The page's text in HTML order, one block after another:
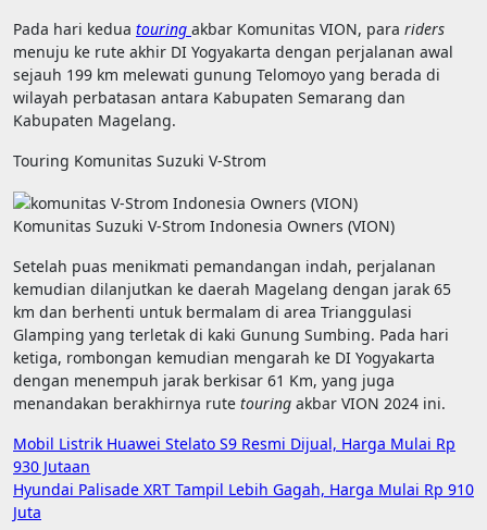
Pada hari kedua touring akbar Komunitas VION, para riders
menuju ke rute akhir DI Yogyakarta dengan perjalanan awal
sejauh 199 km melewati gunung Telomoyo yang berada di
wilayah perbatasan antara Kabupaten Semarang dan
Kabupaten Magelang.
Touring Komunitas Suzuki V-Strom
Komunitas Suzuki V-Strom Indonesia Owners (VION)
Setelah puas menikmati pemandangan indah, perjalanan
kemudian dilanjutkan ke daerah Magelang dengan jarak 65
km dan berhenti untuk bermalam di area Trianggulasi
Glamping yang terletak di kaki Gunung Sumbing. Pada hari
ketiga, rombongan kemudian mengarah ke DI Yogyakarta
dengan menempuh jarak berkisar 61 Km, yang juga
menandakan berakhirnya rute touring akbar VION 2024 ini.
Navigasi
pos
Mobil Listrik Huawei Stelato S9 Resmi Dijual, Harga Mulai Rp
930 Jutaan
Hyundai Palisade XRT Tampil Lebih Gagah, Harga Mulai Rp 910
Juta